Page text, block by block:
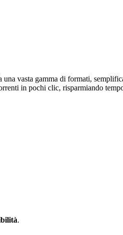
una vasta gamma di formati,
in pochi clic, risparmiando
.